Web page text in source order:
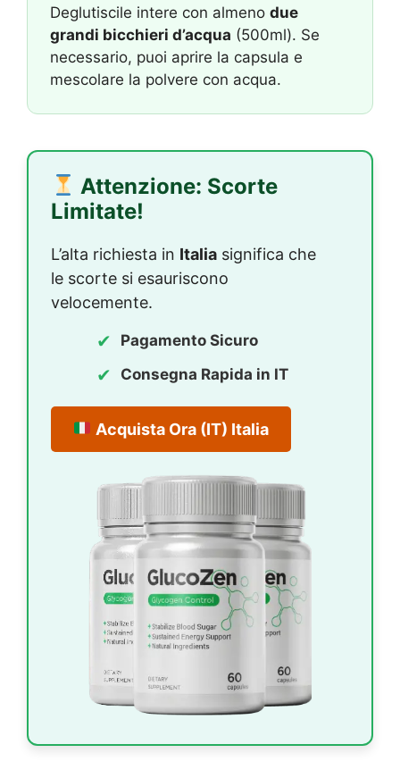
Deglutiscile intere con almeno due
grandi bicchieri d’acqua (500ml). Se
necessario, puoi aprire la capsula e
mescolare la polvere con acqua.
Attenzione: Scorte
Limitate!
L’alta richiesta in Italia significa che
le scorte si esauriscono
velocemente.
✔ Pagamento Sicuro
✔ Consegna Rapida in IT
Acquista Ora (IT) Italia